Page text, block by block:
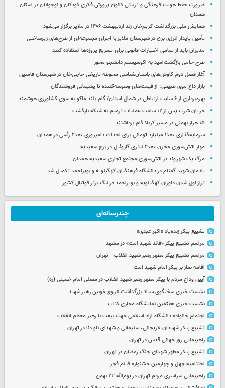
ضرورت حفظ هویت فرهنگی و تربیتی کانون پرورش فکری کودکان و نوجوانان در استان
همدان
همایش ملی بزرگداشت کریم‌خان زند اردیبهشت ۱۴۰۶ در ملایر برگزار می‌شود
تأمین پایدار انرژی برق در شهرستان ملایر با اجرای مجموعه‌ای از طرح‌های زیرساختی
مدیران باید از تمامی اختیارات قانونی برای تسریع پروژه‌ها استفاده کنند
طرح حامی بازگشت‌امید به اکوسیستم دانشجو محور
آغاز فصل دوم کاوش‌های باستان‌شناسی محوطه تاریخی حاجی‌خان در شهرستان فامنین
بازار داغ موی طبیعی؛ از قیمت‌های وسوسه‌کننده تا پشیمانی فروشندگان
بهره‌برداری از ۶ سایت ارتباطی در شمال استان/ گام بلند ماکو به سوی کشاورزی هوشمند
جریان شرب پس از ۱۲ ساعت عملیات ترمیم به شبکه بازگشت
۱۵ هزار بهمئی در مسیر کربلا گام برداشتند
سرمایه‌گذاری ۲۰۰۰ میلیارد تومانی برای احداث دامپروری ۳۰۰۰ رأسی در همدان
مهار آتش‌سوزی مخزن ۳۰۰۰ لیتری گازوئیل در برج سعیدیه
مرگ یک شهروند در آتش‌سوزی مجتمع تجاری سعیدیه همدان
یادمان شهید گمنام در دانشگاه فرهنگیان کهگیلویه و بویراحمد تکمیل شد
تراز اول شدن داوران کهگیلویه و بویراحمد در لیگ برتر فوتبال کشور
چندرسانه‌ای
تشییع پیکر زنده‌یاد «اکبر عبدی»
مراسم تشییع پیکر «قائد شهید امت» در مشهد
مراسم تشییع پیکر مطهر رهبر شهید انقلاب - تهران
اقامه نماز بر پیکر امام شهید امت
آیین وداع مردم با پیکر مطهر رهبر شهید انقلاب در مصلی امام خمینی (ره)
نشست خبری سخنگوی ستاد بزرگداشت عروج خونین رهبر شهید
نشست خبری هفتمین نمایشگاه مجازی کتاب
اجتماع خانواده دانشگاه آزاد اسلامی جهت بیعت با رهبر معظم انقلاب
تشییع پیکر شهیدان لاریجانی، سلیمانی و شهدای ناو دنا در تهران
راهپیمایی روز جهانی قدس در تهران
تشییع پیکر مطهر شهدای جنگ رمضان در تهران
اختتامیه چهل و چهارمین جشنواره فیلم فجر
راهپیمایی سراسری مردم تهران در یوم‌الله ۲۲ بهمن